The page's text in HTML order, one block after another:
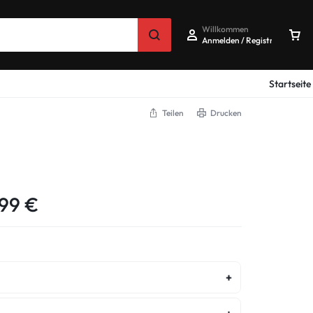
Willkommen
Anmelden / Registrieren
Startseite
Teilen Drucken
€